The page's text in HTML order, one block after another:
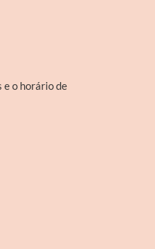
e o horário de